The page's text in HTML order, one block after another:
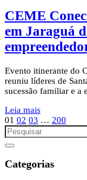
CEME
em Jaraguá
Evento itinerante do
reuniu líderes de
sucessão familiar e a
Leia mais
01 02 03 … 200
Categorias